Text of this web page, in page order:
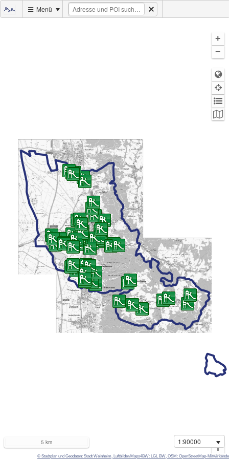
+
−
i
5 km
Menü
1:90000
© Stadtplan und Geodaten: Stadt Weinheim, Luftbilder/Maps4BW: LGL BW, OSM: OpenStreetMap-Mitwirkende